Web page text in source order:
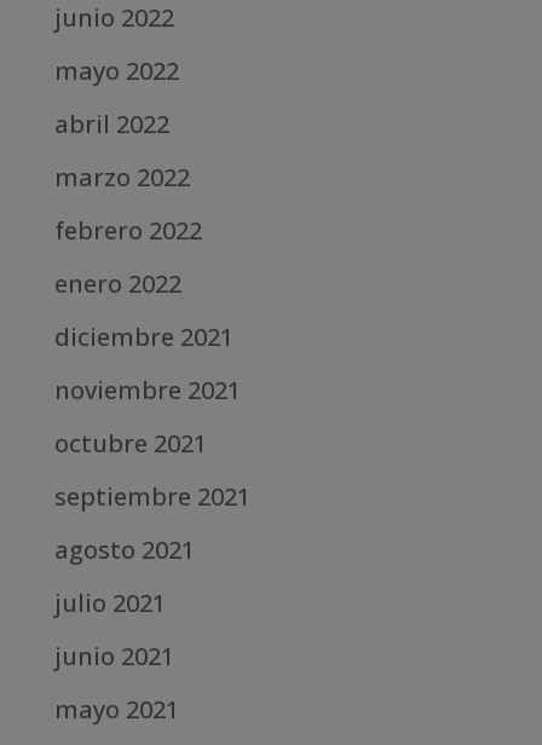
junio 2022
mayo 2022
abril 2022
marzo 2022
febrero 2022
enero 2022
diciembre 2021
noviembre 2021
octubre 2021
septiembre 2021
agosto 2021
julio 2021
junio 2021
mayo 2021